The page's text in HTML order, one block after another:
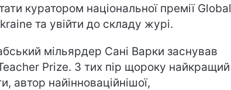
куратором національної премії Global
та увійти до складу журі.
мільярдер Сані Варки заснував
Prize. З тих пір щороку найкращий
автор найінноваційнішої,